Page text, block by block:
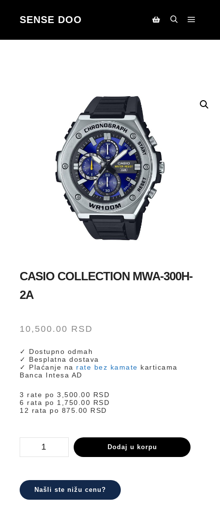
SENSE DOO
CASIO COLLECTION MWA-300H-
2A
10,500.00 RSD
✓ Dostupno odmah
✓ Besplatna dostava
✓ Plaćanje na rate bez kamate karticama
Banca Intesa AD
3 rate po 3,500.00 RSD
6 rata po 1,750.00 RSD
12 rata po 875.00 RSD
300H-
2A
Dodaj u korpu
Našli ste nižu cenu?